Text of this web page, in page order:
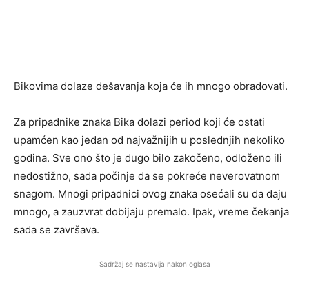
Bikovima dolaze dešavanja koja će ih mnogo obradovati.
Za pripadnike znaka Bika dolazi period koji će ostati
upamćen kao jedan od najvažnijih u poslednjih nekoliko
godina. Sve ono što je dugo bilo zakočeno, odloženo ili
nedostižno, sada počinje da se pokreće neverovatnom
snagom. Mnogi pripadnici ovog znaka osećali su da daju
mnogo, a zauzvrat dobijaju premalo. Ipak, vreme čekanja
sada se završava.
Sadržaj se nastavlja nakon oglasa